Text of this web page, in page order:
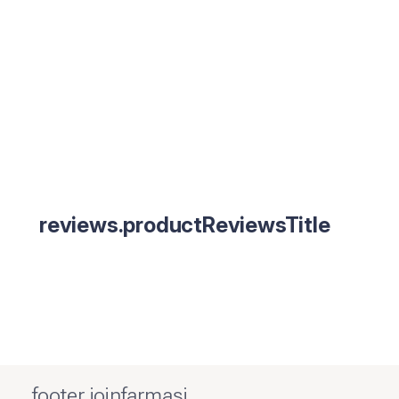
reviews.productReviewsTitle